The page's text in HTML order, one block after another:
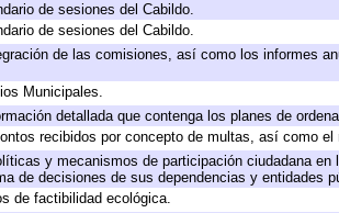
de sesiones del Cabildo.
de sesiones del Cabildo.
de las comisiones, así como los informes
Municipales.
detallada que contenga los planes de
recibidos por concepto de multas, así como
y mecanismos de participación ciudadana
de decisiones de sus dependencias y entidades
de factibilidad ecológica.